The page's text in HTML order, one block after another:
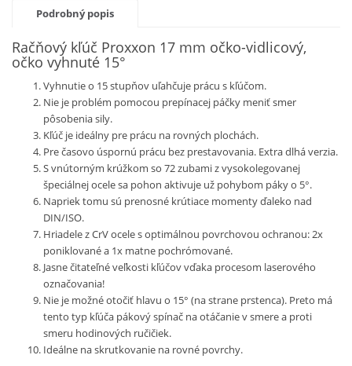
Podrobný popis
Račňový kľúč Proxxon 17 mm očko-vidlicový,
očko vyhnuté 15°
Vyhnutie o 15 stupňov uľahčuje prácu s kľúčom.
Nie je problém pomocou prepínacej páčky meniť smer
pôsobenia sily.
Kľúč je ideálny pre prácu na rovných plochách.
Pre časovo úspornú prácu bez prestavovania. Extra dlhá verzia.
S vnútorným krúžkom so 72 zubami z vysokolegovanej
špeciálnej ocele sa pohon aktivuje už pohybom páky o 5°.
Napriek tomu sú prenosné krútiace momenty ďaleko nad
DIN/ISO.
Hriadele z CrV ocele s optimálnou povrchovou ochranou: 2x
poniklované a 1x matne pochrómované.
Jasne čitateľné veľkosti kľúčov vďaka procesom laserového
označovania!
Nie je možné otočiť hlavu o 15° (na strane prstenca). Preto má
tento typ kľúča pákový spínač na otáčanie v smere a proti
smeru hodinových ručičiek.
Ideálne na skrutkovanie na rovné povrchy.